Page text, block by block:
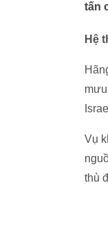
tấn
Hệ
Vụ
thù